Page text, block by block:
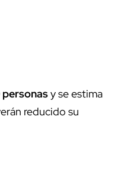
personasy se estima
reducido su